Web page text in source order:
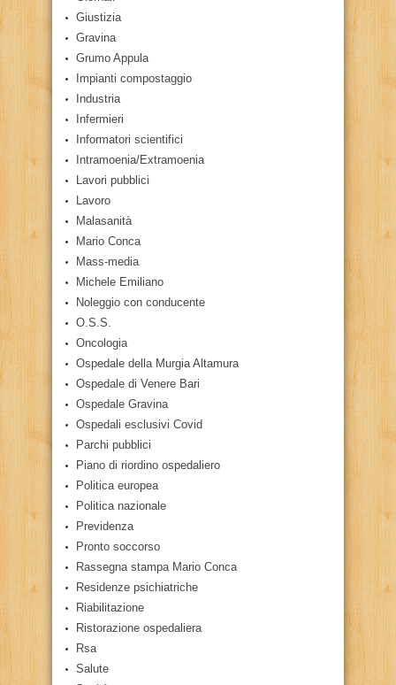
Giustizia
Gravina
Grumo Appula
Impianti compostaggio
Industria
Infermieri
Informatori scientifici
Intramoenia/Extramoenia
Lavori pubblici
Lavoro
Malasanità
Mario Conca
Mass-media
Michele Emiliano
Noleggio con conducente
O.S.S.
Oncologia
Ospedale della Murgia Altamura
Ospedale di Venere Bari
Ospedale Gravina
Ospedali esclusivi Covid
Parchi pubblici
Piano di riordino ospedaliero
Politica europea
Politica nazionale
Previdenza
Pronto soccorso
Rassegna stampa Mario Conca
Residenze psichiatriche
Riabilitazione
Ristorazione ospedaliera
Rsa
Salute